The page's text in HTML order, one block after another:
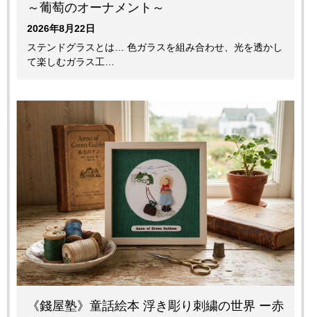
～葡萄のオーナメント～
2026年8月22日
ステンドグラスとは… 色ガラスを組み合わせ、光を透かし
て楽しむガラス工…
《錢屋塾》童話絵本 浮き彫り刺繍の世界 ー赤